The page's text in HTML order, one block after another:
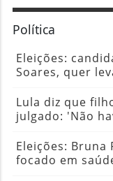
Política
Eleições:
Soares, quer
Lula diz que
julgado: 'Não
Eleições:
focado em